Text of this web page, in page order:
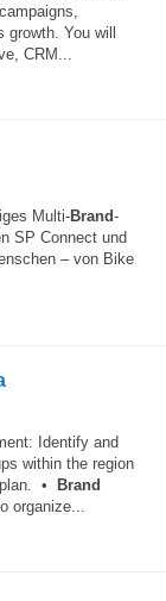
campaigns,
You will
CRM...
Multi-Brand-
SP Connect und
– von Bike
Identify and
within the region
•
Brand
organize...